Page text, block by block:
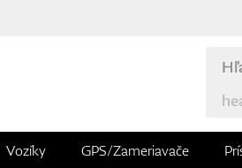
Vozíky GPS/Zameriavače